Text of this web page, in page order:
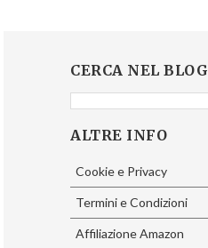
CERCA NEL BLOG
ALTRE INFO
Cookie e Privacy
Termini e Condizioni
Affiliazione Amazon